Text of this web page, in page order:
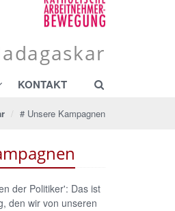
KONTAKT
# Unsere Kampagnen
der Politiker': Das ist
den wir von unseren